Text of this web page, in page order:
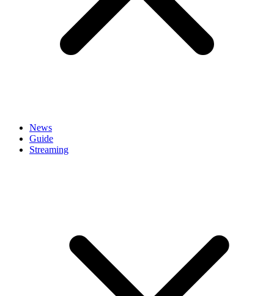
News
Guide
Streaming